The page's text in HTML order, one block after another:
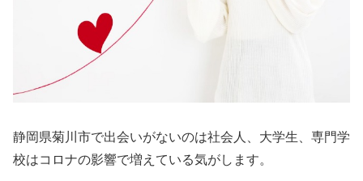
静岡県菊川市で出会いがないのは社会人、大学生、専門学
校はコロナの影響で増えている気がします。